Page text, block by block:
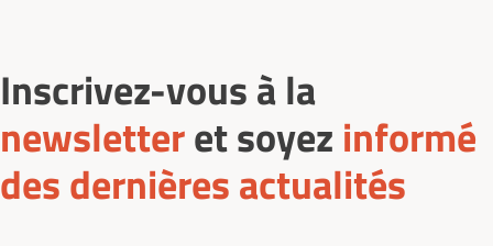
Inscrivez-vous à la
newsletteret soyez informé
des dernières actualités